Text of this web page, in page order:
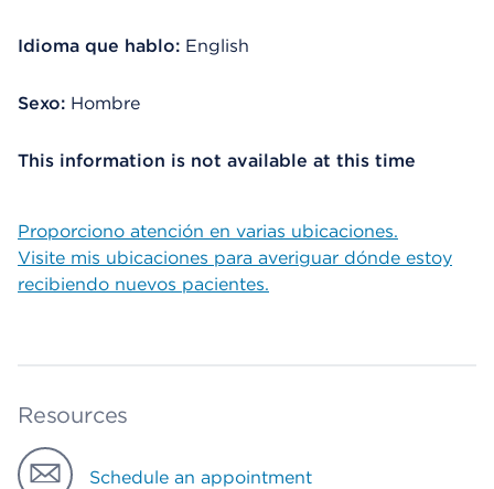
Idioma que hablo: English
Sexo: Hombre
This information is not available at this time
Proporciono atención en varias ubicaciones.
Visite mis ubicaciones para averiguar dónde estoy
recibiendo nuevos pacientes.
Resources
Schedule an appointment